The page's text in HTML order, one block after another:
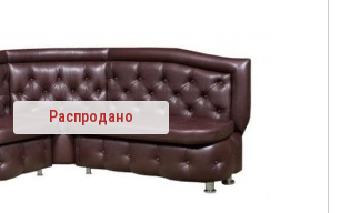
Распродано